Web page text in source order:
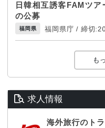
日韓相互誘客FAMツ
の公募
福岡県 福岡県庁 / 締切
も
求人情報
海外旅行のト